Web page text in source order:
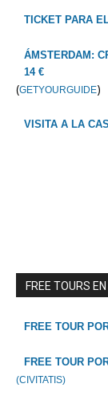
TICKET PARA
ÁMSTERDAM:
14 €
(GETYOURGUIDE)
VISITA A LA
FREE TOURS
FREE TOUR
FREE TOUR
(CIVITATIS)